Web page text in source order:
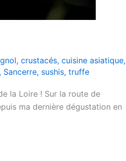
, crustacés, cuisine asiatique,
, Sancerre, sushis, truffe
la Loire ! Sur la route de
ma dernière dégustation en